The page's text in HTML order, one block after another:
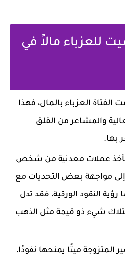
للعزباء مالاً في
الفتاة العزباء بالمال، فهذا
والمشاعر من القلق
بها.
تأخذ عملات معدنية من شخص
مواجهة بعض التحديات مع
رؤية النقود الورقية، فقد تدل
شيء ذو قيمة مثل الذهب
المتزوجة ميتًا يمنحها نقودًا،